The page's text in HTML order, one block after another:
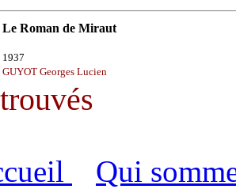
Le Roman de Miraut
1937
GUYOT Georges Lucien
Qui